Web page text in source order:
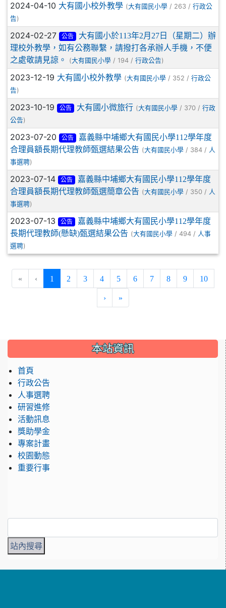
2024-04-10 大有國小校外教學 (大有國民小學 / 263 / 行政公
告)
2024-02-27 公告
大有國小於113年2月27日（星期二）辦
理校外教學，如有公務聯繫，請撥打各承辦人手機，不便
之處敬請見諒。
(大有國民小學 / 194 / 行政公告)
2023-12-19 大有國小校外教學 (大有國民小學 / 352 / 行政公
告)
2023-10-19 公告 大有國小微旅行 (大有國民小學/ 370 / 行政
公告)
2023-07-20 公告
嘉義縣中埔鄉大有國民小學112學年度
合理員額長期代理教師甄選結果公告 (大有國民小學 / 384 / 人
事選聘)
2023-07-14 公告
嘉義縣中埔鄉大有國民小學112學年度
合理員額長期代理教師甄選簡章公告 (大有國民小學 / 350 / 人
事選聘)
2023-07-13 公告
嘉義縣中埔鄉大有國民小學112學年度
長期代理教師(懸缺)甄選結果公告 (大有國民小學 / 494 / 人事
選聘)
« ‹ 1 (current)
2 3 4 5 6 7 8 9 10
› »
::: 本站資訊
首頁
行政公告
人事選聘
研習進修
活動訊息
獎助學金
專案計畫
校園動態
重要行事